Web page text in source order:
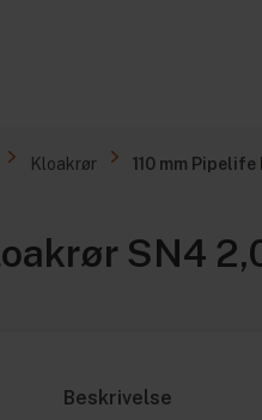
Kloakrør 110 mm
SN4
Beskrivelse